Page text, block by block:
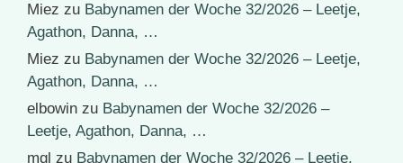
Miez zu Babynamen der Woche 32/2026 – Leetje,
Agathon, Danna, …
Miez zu Babynamen der Woche 32/2026 – Leetje,
Agathon, Danna, …
elbowin zu Babynamen der Woche 32/2026 –
Leetje, Agathon, Danna, …
mgl zu Babynamen der Woche 32/2026 – Leetje,